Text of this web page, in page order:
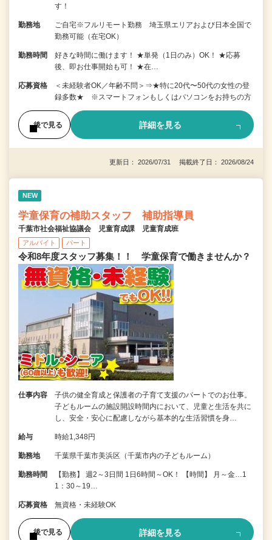
す！
勤務地
ご自宅※フルリモート勤務 埼玉県エリアおよび日本全国で
勤務可能（在宅OK）
勤務時間
好きな時間に働けます！ ★単発（1日のみ）OK！ ★応募
後、即お仕事開始も可！ ★在…
応募資格
＜未経験者OK／年齢不問＞⇒★特に20代〜50代の女性の登
録多数★ ※スマートフォンもしくはパソコンをお持ちの方
後で見る 詳細を見る
更新日： 2026/07/31 掲載終了日： 2026/08/24
NEW
学童保育の補助スタッフ 補助指導員
千葉市社会福祉協議会 児童育成課 児童育成班
アルバイト パート
令和8年度スタッフ募集！！ 学童保育で働きませんか？
仕事内容
子供の健全育成と保護者の子育て支援のパートでのお仕事。
子どもルームの施設開設時間内において、児童と生活を共に
し、安全・安心に配慮しながら基本的な生活習慣を身…
給与 時給1,348円
勤務地 千葉県千葉市美浜区（千葉市内の子どもルーム）
勤務時間
【勤務】 週2～3日間 1日6時間～OK！ 【時間】 月～金…1
1：30～19…
応募資格 無資格・未経験OK
後で見る 詳細を見る